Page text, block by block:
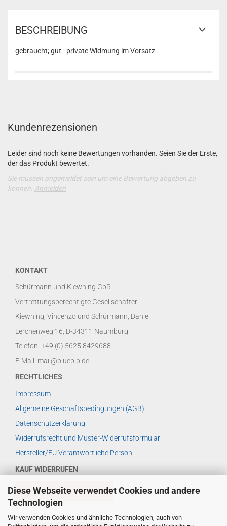
Diese Webseite verwendet Cookies und andere
Technologien
Wir verwenden Cookies und ähnliche Technologien, auch von
BESCHREIBUNG
gebraucht; gut - private Widmung im Vorsatz
Kundenrezensionen
Leider sind noch keine Bewertungen vorhanden. Seien Sie der Erste,
der das Produkt bewertet.
Sie müssen angemeldet sein um eine Bewertung abgeben zu
können. Anmelden
KONTAKT
Schürmann und Kiewning GbR
Vertrettungsberechtigte Gesellschafter:
Kiewning, Vincenzo und Schürmann, Daniel
Lerchenweg 16, D-34311 Naumburg
Telefon: +49 (0) 5625 8429688
E-Mail: mail@bluebib.de
RECHTLICHES
Impressum
Allgemeine Geschäftsbedingungen (AGB)
Datenschutzerklärung
Widerrufsrecht und Muster-Widerrufsformular
Hersteller/EU Verantwortliche Person
KAUF WIDERRUFEN
VERTRAG WIDERRUFEN